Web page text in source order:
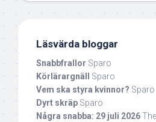
Läsvärda bloggar
Snabbfrallor Sparo
Körlärargnäll
Sparo
Vem ska styra kvinnor? Sparo
Dyrt skräp Sparo
Några snabba: 29 juli 2026